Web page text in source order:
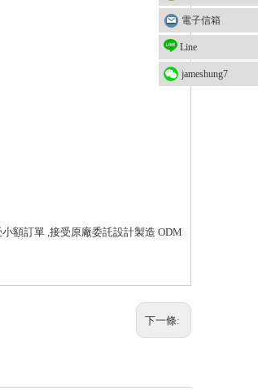
額訂單 ,接受原廠委託設計製造 ODM
下一條:
電子信箱
Line
jameshung7